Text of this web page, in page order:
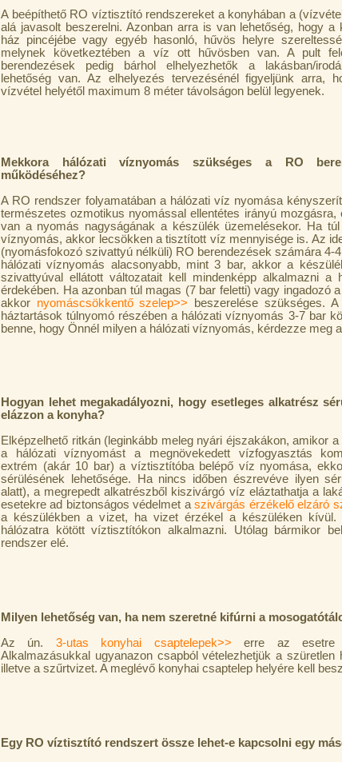
A beépíthető RO víztisztító rendszereket a konyhában a
alá javasolt beszerelni. Azonban arra is van lehetőség, hogy a
ház pincéjébe vagy egyéb hasonló, hűvös helyre
melynek következtében a víz ott hűvösben van. A pult
berendezések pedig bárhol elhelyezhetők a lakásban/
lehetőség van. Az elhelyezés tervezésénél figyeljünk arra,
vízvétel helyétől maximum 8 méter távolságon belül legyenek.
Mekkora hálózati víznyomás szükséges a RO
működéséhez?
A RO rendszer folyamatában a hálózati víz nyomása
természetes ozmotikus nyomással ellentétes irányú mozgásra,
van a nyomás nagyságának a készülék üzemelésekor. Ha
víznyomás, akkor lecsökken a tisztított víz mennyisége is. Az
(nyomásfokozó szivattyú nélküli) RO berendezések számára 4-
hálózati víznyomás alacsonyabb, mint 3 bar, akkor a
szivattyúval ellátott változatait kell mindenképp alkalmazni a
érdekében. Ha azonban túl magas (7 bar feletti) vagy ingadozó
akkor nyomáscsökkentő szelep>> beszerelése szükséges.
háztartások túlnyomó részében a hálózati víznyomás 3-7 bar
benne, hogy Önnél milyen a hálózati víznyomás, kérdezze meg
Hogyan lehet megakadályozni, hogy esetleges alkatrész
elázzon a konyha?
Elképzelhető ritkán (leginkább meleg nyári éjszakákon, amikor
a hálózati víznyomást a megnövekedett vízfogyasztás
extrém (akár 10 bar) a víztisztítóba belépő víz nyomása,
sérülésének lehetősége. Ha nincs időben észrevéve ilyen
alatt), a megrepedt alkatrészből kiszivárgó víz eláztathatja a
esetekre ad biztonságos védelmet aszivárgás érzékelő elzáró
a készülékben a vizet, ha vizet érzékel a készüléken kívül.
hálózatra kötött víztisztítókon alkalmazni. Utólag bármikor
rendszer elé.
Milyen lehetőség van, ha nem szeretné kifúrni a
Az ún. 3-utas konyhai csaptelepek>> erre az esetre
Alkalmazásukkal ugyanazon csapból vételezhetjük a szüretlen
illetve a szűrtvizet. A meglévő konyhai csaptelep helyére kell
Egy RO víztisztító rendszert össze lehet-e kapcsolni egy